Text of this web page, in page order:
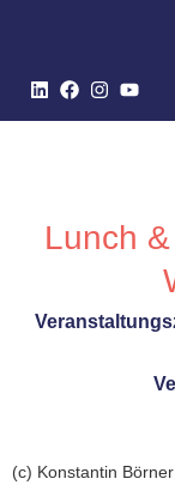
Lunch
(c) Konstantin Börner